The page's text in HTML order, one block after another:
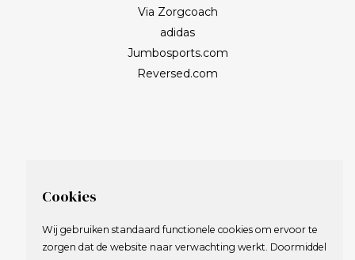
Via Zorgcoach
adidas
Jumbosports.com
Reversed.com
Cookies
Wij gebruiken standaard functionele cookies om ervoor te
zorgen dat de website naar verwachting werkt. Doormiddel